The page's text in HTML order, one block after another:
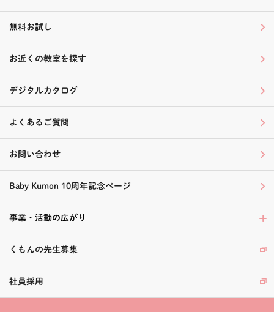
無料お試し
お近くの教室を探す
デジタルカタログ
よくあるご質問
お問い合わせ
Baby Kumon 10周年記念ページ
事業・活動の広がり
くもんの先生募集
社員採用